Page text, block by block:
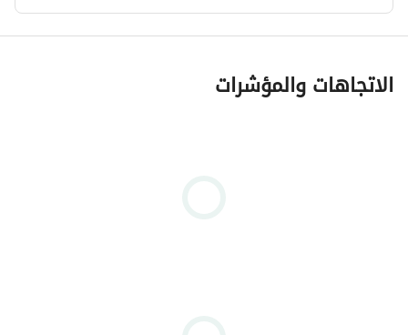
الاتجاهات والمؤشرات